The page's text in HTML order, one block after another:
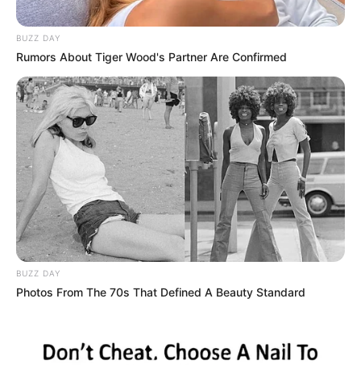
BUZZ DAY
Rumors About Tiger Wood's Partner Are Confirmed
BUZZ DAY
Photos From The 70s That Defined A Beauty Standard